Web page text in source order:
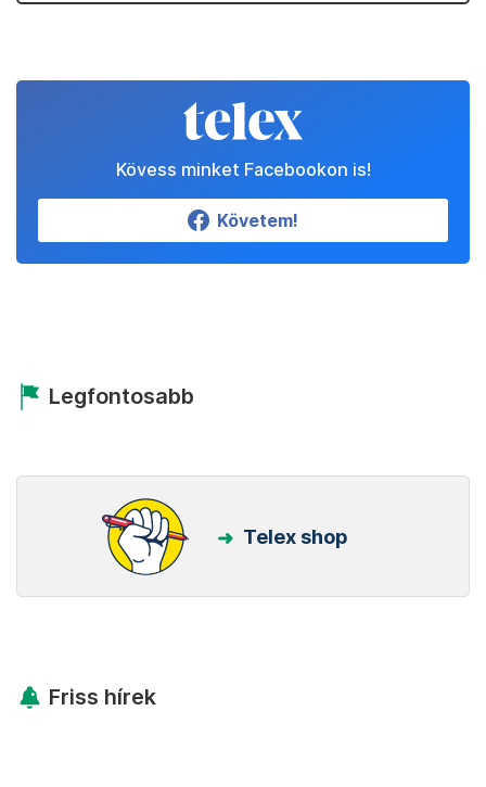
Kövess minket Facebookon is!
Követem!
Legfontosabb
Telex shop
Friss hírek